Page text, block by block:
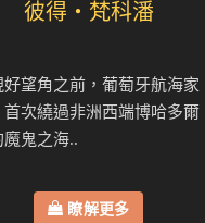
彼得・梵科潘
好望角之前，葡萄牙航海家
首次繞過非洲西端博哈多爾
魔鬼之海..
瞭解更多